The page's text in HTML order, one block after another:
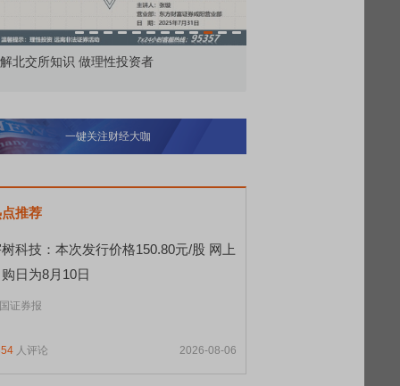
委托那么多种，究竟怎么用？
一键关注财经大咖
推荐
科技：本次发行价格150.80元/股 网上
日为8月10日
证券报
人评论 2026-08-06